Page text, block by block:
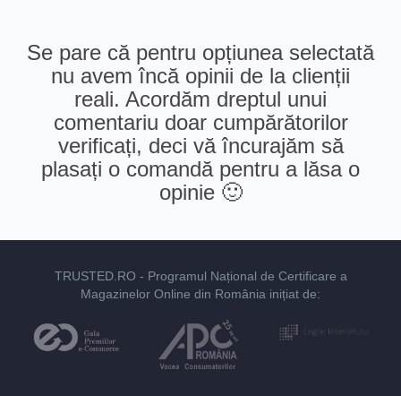
Se pare că pentru opțiunea selectată
nu avem încă opinii de la clienții
reali. Acordăm dreptul unui
comentariu doar cumpărătorilor
verificați, deci vă încurajăm să
plasați o comandă pentru a lăsa o
opinie 🙂
TRUSTED.RO - Programul Național de Certificare a
Magazinelor Online din România inițiat de: